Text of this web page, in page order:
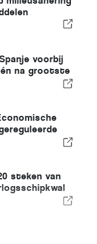
voorbij
na grootste
een
steken van